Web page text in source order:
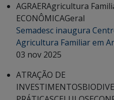
AGRAERAgricultura
ECONÔMICAGeral
Semadesc inaugura
Agricultura Familiar em
03 nov 2025
ATRAÇÃO DE
INVESTIMENTOS